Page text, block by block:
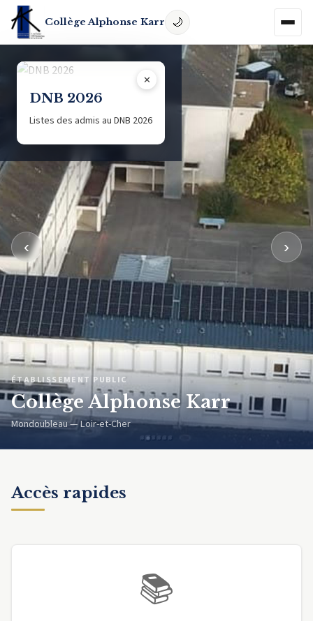
Collège Alphonse Karr
✕
DNB 2026
Listes des admis au DNB 2026
‹ ›
ÉTABLISSEMENT PUBLIC
Collège Alphonse Karr
Mondoubleau — Loir-et-Cher
Accès rapides
📚